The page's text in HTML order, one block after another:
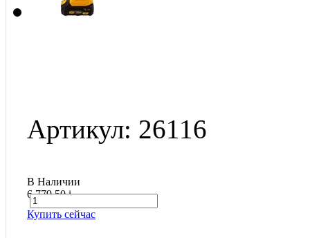
Артикул: 26116
В Наличии
6 779.50i
Купить сейчас